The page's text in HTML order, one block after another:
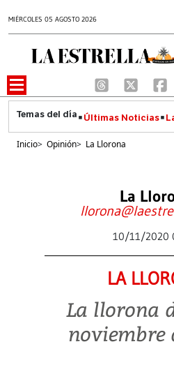
MIÉRCOLES 05 AGOSTO 2026
Últimas Noticias
Inicio> Opinión> La Llorona
La
10/11/2020
LA
La llorona
noviembre